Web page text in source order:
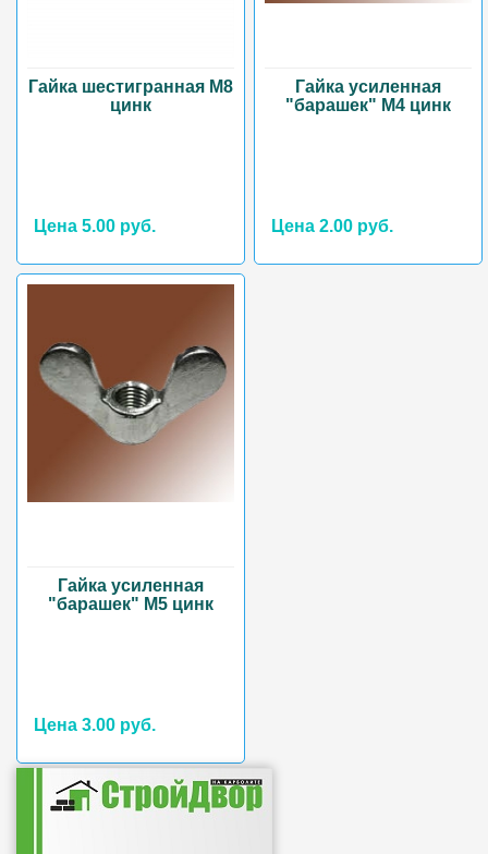
Гайка шестигранная М8
цинк
Цена 5.00 руб.
Гайка усиленная
"барашек" М4 цинк
Цена 2.00 руб.
Гайка усиленная
"барашек" М5 цинк
Цена 3.00 руб.